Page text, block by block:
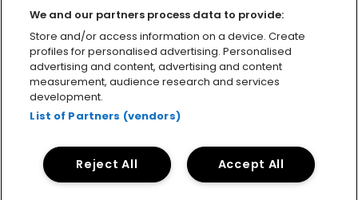
Instagram
Facebook-f
TwitterYoutube
SpotifyEnvelope
Política de Privacidad y Cookies
Declaración de Accesibilidad
We and our partners process data to provide:
Store and/or access information on a device. Create
profiles for personalised advertising. Personalised
advertising and content, advertising and content
measurement, audience research and services
development.
List of Partners (vendors)
Accept All
Reject All